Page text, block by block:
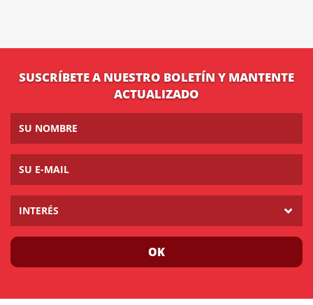
SUSCRÍBETE A NUESTRO BOLETÍN Y MANTENTE
ACTUALIZADO
INTERÉS
OK